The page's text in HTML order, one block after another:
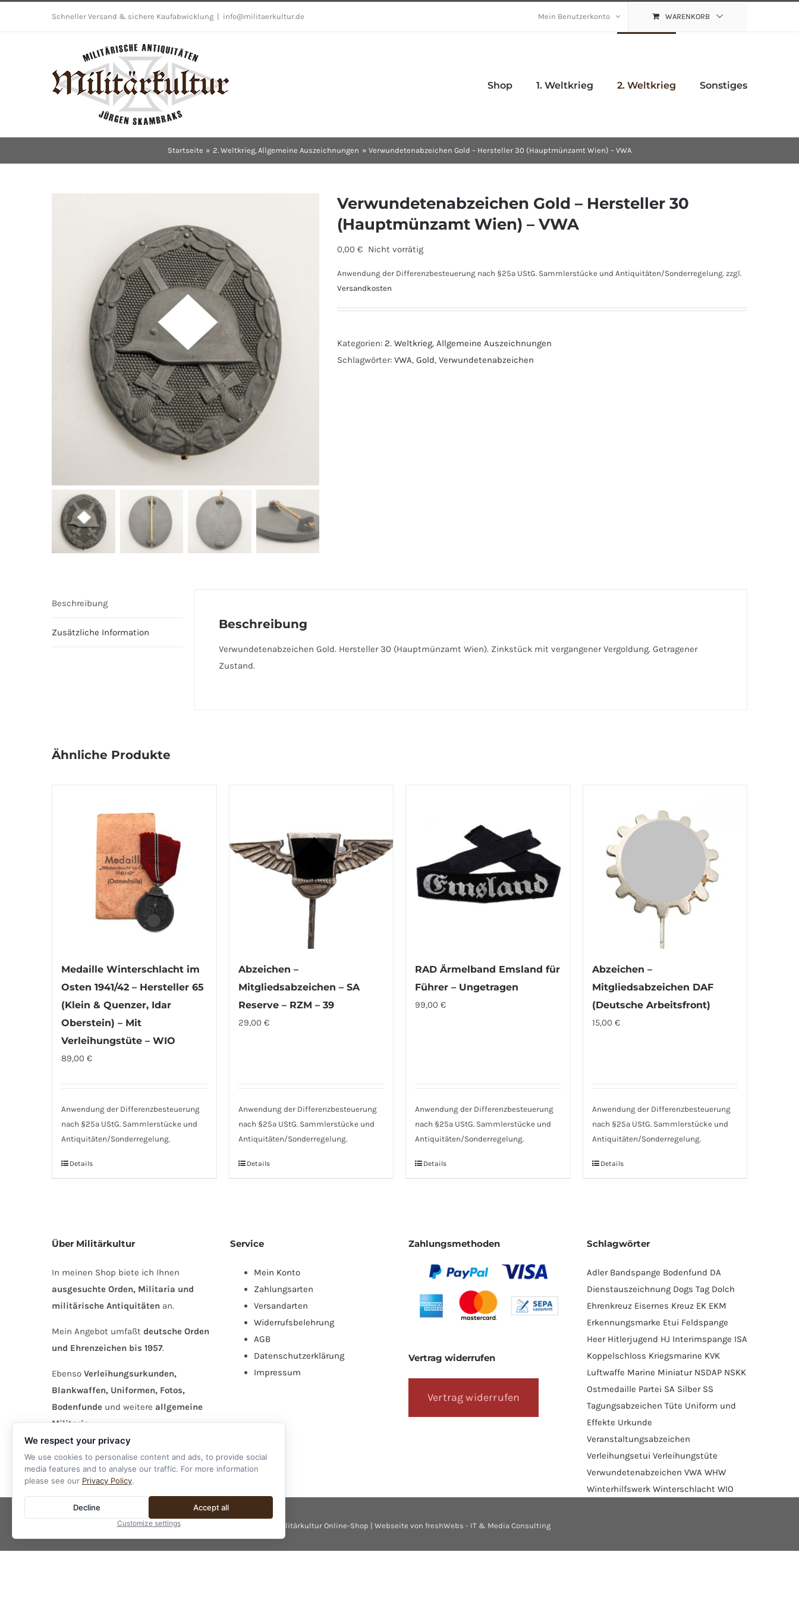
Schneller Versand & sichere Kaufabwicklung info@militaerkultur.de Mein Benutzerkonto WARENKORB
Shop 1. Weltkrieg 2. Weltkrieg Sonstiges
Startseite 2. Weltkrieg Allgemeine Auszeichnungen Verwundetenabzeichen Gold – Hersteller 30 (Hauptmünzamt Wien) – VWA
Verwundetenabzeichen Gold – Hersteller 30
(Hauptmünzamt Wien) – VWA
0,00 € Nicht vorrätig
Anwendung der Differenzbesteuerung nach §25a UStG. Sammlerstücke und Antiquitäten/Sonderregelung. zzgl.
Versandkosten
Kategorien: 2. Weltkrieg, Allgemeine Auszeichnungen
Schlagwörter: VWA, Gold, Verwundetenabzeichen
Beschreibung
Zusätzliche Information
Beschreibung
Verwundetenabzeichen Gold. Hersteller 30 (Hauptmünzamt Wien). Zinkstück mit vergangener Vergoldung. Getragener
Zustand.
Ähnliche Produkte
Medaille Winterschlacht im
Osten 1941/42 – Hersteller 65
(Klein & Quenzer, Idar
Oberstein) – Mit
Verleihungstüte – WIO
89,00 €
Anwendung der Differenzbesteuerung
nach §25a UStG. Sammlerstücke und
Antiquitäten/Sonderregelung.
Details
Abzeichen –
Mitgliedsabzeichen – SA
Reserve – RZM – 39
29,00 €
Anwendung der Differenzbesteuerung
nach §25a UStG. Sammlerstücke und
Antiquitäten/Sonderregelung.
Details
RAD Ärmelband Emsland für
Führer – Ungetragen
99,00 €
Anwendung der Differenzbesteuerung
nach §25a UStG. Sammlerstücke und
Antiquitäten/Sonderregelung.
Details
Abzeichen –
Mitgliedsabzeichen DAF
(Deutsche Arbeitsfront)
15,00 €
Anwendung der Differenzbesteuerung
nach §25a UStG. Sammlerstücke und
Antiquitäten/Sonderregelung.
Details
Über Militärkultur
In meinen Shop biete ich Ihnen
ausgesuchte Orden, Militaria und
militärische Antiquitäten an.
Mein Angebot umfaßt deutsche Orden
und Ehrenzeichen bis 1957.
Ebenso Verleihungsurkunden,
Blankwaffen, Uniformen, Fotos,
Bodenfunde und weitere allgemeine
Militaria.
Service
Mein Konto
Zahlungsarten
Versandarten
Widerrufsbelehrung
AGB
Datenschutzerklärung
Impressum
Zahlungsmethoden
Vertrag widerrufen
Vertrag widerrufen
Schlagwörter
Adler Bandspange Bodenfund DA
Dienstauszeichnung Dogs Tag Dolch
Ehrenkreuz Eisernes Kreuz EK EKM
Erkennungsmarke Etui Feldspange
Heer Hitlerjugend HJ Interimspange ISA
Koppelschloss Kriegsmarine KVK
Luftwaffe Marine Miniatur NSDAP NSKK
Ostmedaille Partei SA Silber SS
Tagungsabzeichen Tüte Uniform und
Effekte Urkunde
Veranstaltungsabzeichen
Verleihungsetui Verleihungstüte
Verwundetenabzeichen VWA WHW
Winterhilfswerk Winterschlacht WIO
2026 Militärkultur Online-Shop | Webseite von freshWebs - IT & Media Consulting
We respect your privacy
We use cookies to personalise content and ads, to provide social
media features and to analyse our traffic. For more information
please see our Privacy Policy.
Accept all
Decline
Customize settings